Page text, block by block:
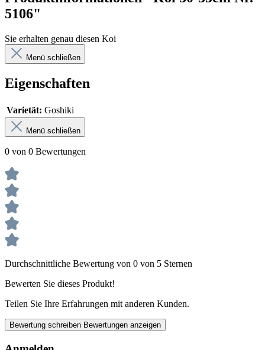
5106"
Sie erhalten genau diesen Koi
Menü schließen
Eigenschaften
Varietät: Goshiki
Menü schließen
0 von 0 Bewertungen
Durchschnittliche Bewertung von 0 von 5 Sternen
Bewerten Sie dieses Produkt!
Teilen Sie Ihre Erfahrungen mit anderen Kunden.
Bewertung schreiben Bewertungen anzeigen